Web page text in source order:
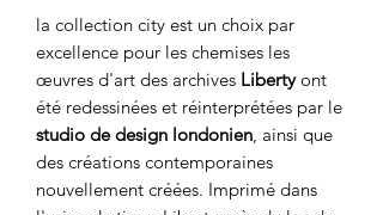
la collection city est un choix par
excellence pour les chemises les
œuvres d'art des archives Libertyont
été redessinées et réinterprétées par le
studio de design londonien, ainsi que
des créations contemporaines
nouvellement créées. Imprimé dans